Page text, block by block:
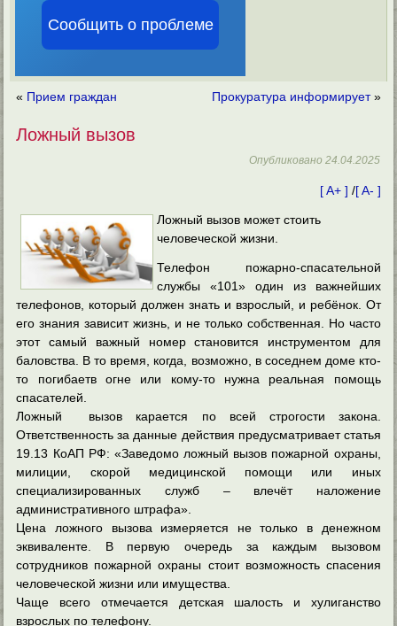
Сообщить о проблеме
« Прием граждан Прокуратура информирует»
Ложный вызов
Опубликовано 24.04.2025
[ A+ ] /[ A- ]
Ложный вызов может стоить
человеческой жизни.
Телефон пожарно-спасательной
службы «101» один из важнейших
телефонов, который должен знать и взрослый, и ребёнок. От
его знания зависит жизнь, и не только собственная. Но часто
этот самый важный номер становится инструментом для
баловства. В то время, когда, возможно, в соседнем доме кто-
то погибаетв огне или кому-то нужна реальная помощь
спасателей.
Ложный вызов карается по всей строгости закона.
Ответственность за данные действия предусматривает статья
19.13 КоАП РФ: «Заведомо ложный вызов пожарной охраны,
милиции, скорой медицинской помощи или иных
специализированных служб – влечёт наложение
административного штрафа».
Цена ложного вызова измеряется не только в денежном
эквиваленте. В первую очередь за каждым вызовом
сотрудников пожарной охраны стоит возможность спасения
человеческой жизни или имущества.
Чаще всего отмечается детская шалость и хулиганство
взрослых по телефону.